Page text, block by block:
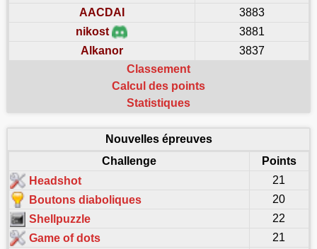
AACDAI
3883
nikost
3881
Alkanor
3837
Classement
Calcul des points
Statistiques
Nouvelles épreuves
Challenge
Points
Headshot
21
Boutons diaboliques
20
Shellpuzzle
22
Game of dots
21